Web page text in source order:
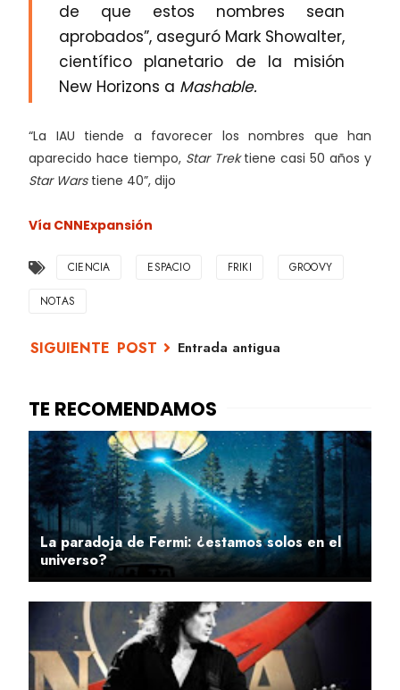
de que estos nombres sean
aprobados”, aseguró Mark Showalter,
científico planetario de la misión
New Horizons a Mashable.
“La IAU tiende a favorecer los nombres que han
aparecido hace tiempo, Star Trektiene casi 50 años y
Star Wars tiene 40”, dijo
Vía CNNExpansión
CIENCIA ESPACIO FRIKI GROOVY
NOTAS
Entrada antigua
La paradoja de Fermi: ¿estamos solos en el
universo?